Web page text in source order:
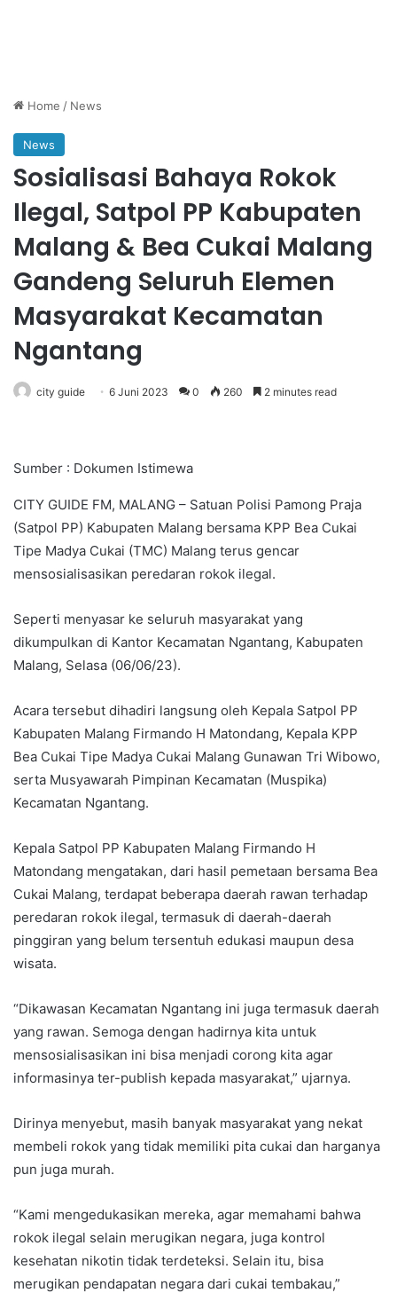
Home / News
News
Sosialisasi Bahaya Rokok
Ilegal, Satpol PP Kabupaten
Malang & Bea Cukai Malang
Gandeng Seluruh Elemen
Masyarakat Kecamatan
Ngantang
city guide 6 Juni 2023 0 260 2 minutes read
Sumber : Dokumen Istimewa
CITY GUIDE FM, MALANG – Satuan Polisi Pamong Praja
(Satpol PP) Kabupaten Malang bersama KPP Bea Cukai
Tipe Madya Cukai (TMC) Malang terus gencar
mensosialisasikan peredaran rokok ilegal.
Seperti menyasar ke seluruh masyarakat yang
dikumpulkan di Kantor Kecamatan Ngantang, Kabupaten
Malang, Selasa (06/06/23).
Acara tersebut dihadiri langsung oleh Kepala Satpol PP
Kabupaten Malang Firmando H Matondang, Kepala KPP
Bea Cukai Tipe Madya Cukai Malang Gunawan Tri Wibowo,
serta Musyawarah Pimpinan Kecamatan (Muspika)
Kecamatan Ngantang.
Kepala Satpol PP Kabupaten Malang Firmando H
Matondang mengatakan, dari hasil pemetaan bersama Bea
Cukai Malang, terdapat beberapa daerah rawan terhadap
peredaran rokok ilegal, termasuk di daerah-daerah
pinggiran yang belum tersentuh edukasi maupun desa
wisata.
“Dikawasan Kecamatan Ngantang ini juga termasuk daerah
yang rawan. Semoga dengan hadirnya kita untuk
mensosialisasikan ini bisa menjadi corong kita agar
informasinya ter-publish kepada masyarakat,” ujarnya.
Dirinya menyebut, masih banyak masyarakat yang nekat
membeli rokok yang tidak memiliki pita cukai dan harganya
pun juga murah.
“Kami mengedukasikan mereka, agar memahami bahwa
rokok ilegal selain merugikan negara, juga kontrol
kesehatan nikotin tidak terdeteksi. Selain itu, bisa
merugikan pendapatan negara dari cukai tembakau,”